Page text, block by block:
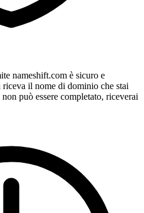
nameshift.com è sicuro e
il nome di dominio che stai
può essere completato, riceverai